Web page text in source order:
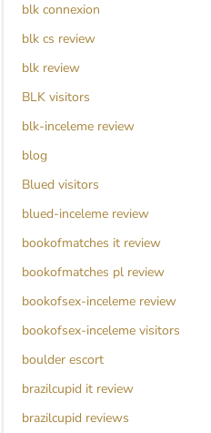
blk connexion
blk cs review
blk review
BLK visitors
blk-inceleme review
blog
Blued visitors
blued-inceleme review
bookofmatches it review
bookofmatches pl review
bookofsex-inceleme review
bookofsex-inceleme visitors
boulder escort
brazilcupid it review
brazilcupid reviews